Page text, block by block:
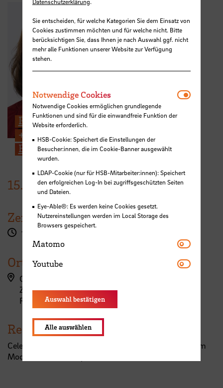
Prof. Dr.-Ing. Jasminka Matevska
+49 421 5905 5425
E-Mail
15. Januar2024
Zeit
17:15 Uhr
Ort
Campus Airportstadt, Flughafenallee (ZIMT)
ZIMT - Erdgeschoss
Raum 032a
Referent:in
Celen Nil R&T Programme Manager Avionics & System
Models, Ariane Group
Sie entscheiden, für welche Kategorien Sie dem Einsatz von
Cookies zustimmen möchten und für welche nicht. Bitte
berücksichtigen Sie, dass Ihnen je nach Auswahl ggf. nicht
mehr alle Funktionen unserer Website zur Verfügung
stehen.
Notwendige Cookies
Notwendige Cookies ermöglichen grundlegende
Funktionen und sind für die einwandfreie Funktion der
Website erforderlich.
HSB-Cookie: Speichert die Einstellungen der
Besucher:innen, die im Cookie-Banner ausgewählt
wurden.
LDAP-Cookie (nur für HSB-Mitarbeiter:innen): Speichert
den erfolgreichen Log-In bei zugriffsgeschützten Seiten
und Dateien.
Eye-Able®: Es werden keine Cookies gesetzt.
Nutzereinstellungen werden im Local Storage des
Browsers gespeichert.
Matomo Matomo
Youtube Youtube
Auswahl bestätigen
Alle auswählen